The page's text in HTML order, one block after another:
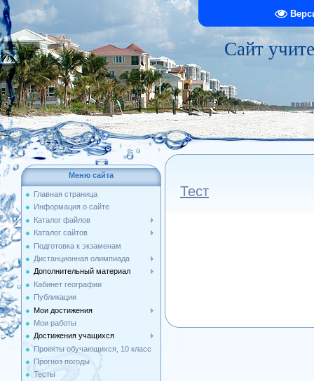
Сайт
Меню сайта
Главная страница
Информация о сайте
Каталог файлов
Каталог сайтов
Подготовка к экзаменам
Дистанционная олимпиада
Дополнительный материал
Кабинет географии
Публикации
Мои достижения
Мои работы
Достижения учащихся
Проекты обучающихся, 10 класс
Прогноз погоды
Тесты
Тест